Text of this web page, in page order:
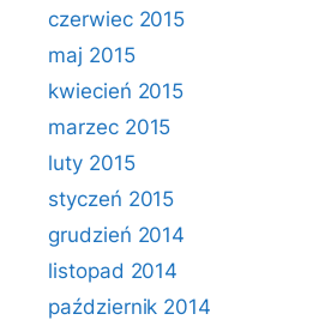
czerwiec 2015
maj 2015
kwiecień 2015
marzec 2015
luty 2015
styczeń 2015
grudzień 2014
listopad 2014
październik 2014